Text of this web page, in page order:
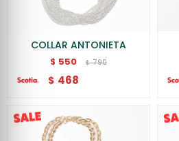
COLLAR ANTONIETA
$ 550 $ 790
$ 468